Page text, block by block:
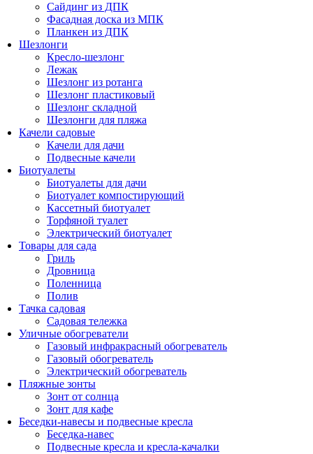
Сайдинг из ДПК
Фасадная доска из МПК
Планкен из ДПК
Шезлонги
Кресло-шезлонг
Лежак
Шезлонг из ротанга
Шезлонг пластиковый
Шезлонг складной
Шезлонги для пляжа
Качели садовые
Качели для дачи
Подвесные качели
Биотуалеты
Биотуалеты для дачи
Биотуалет компостирующий
Кассетный биотуалет
Торфяной туалет
Электрический биотуалет
Товары для сада
Гриль
Дровница
Поленница
Полив
Тачка садовая
Садовая тележка
Уличные обогреватели
Газовый инфракрасный обогреватель
Газовый обогреватель
Электрический обогреватель
Пляжные зонты
Зонт от солнца
Зонт для кафе
Беседки-навесы и подвесные кресла
Беседка-навес
Подвесные кресла и кресла-качалки